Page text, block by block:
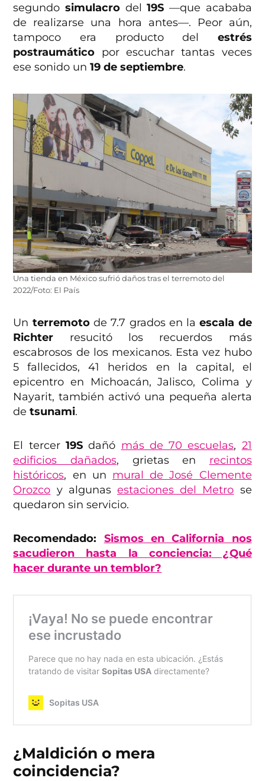
segundosimulacro del19S —que acababa
de realizarse una hora antes—. Peor aún,
tampoco era producto del estrés
postraumático por escuchar tantas veces
ese sonido un19 de septiembre.
Una tienda en México sufrió daños tras el terremoto del
2022/Foto: El País
Un terremotode 7.7 grados en laescala de
Richter resucitó los recuerdos más
escabrosos de los mexicanos. Esta vez hubo
5 fallecidos, 41 heridos en la capital, el
epicentro en Michoacán, Jalisco, Colima y
Nayarit, también activó una pequeña alerta
detsunami.
El tercer 19Sdañó más de 70 escuelas, 21
edificios dañados, grietas en recintos
históricos, en un mural de José Clemente
Orozco y algunas estaciones del Metro se
quedaron sin servicio.
Recomendado: Sismos en California nos
sacudieron hasta la conciencia: ¿Qué
hacer durante un temblor?
¿Maldición o mera
coincidencia?